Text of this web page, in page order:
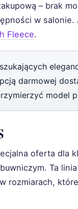
– brak
w
Fleece.
darmowej
model
oferta
Ta
rozmiarach,